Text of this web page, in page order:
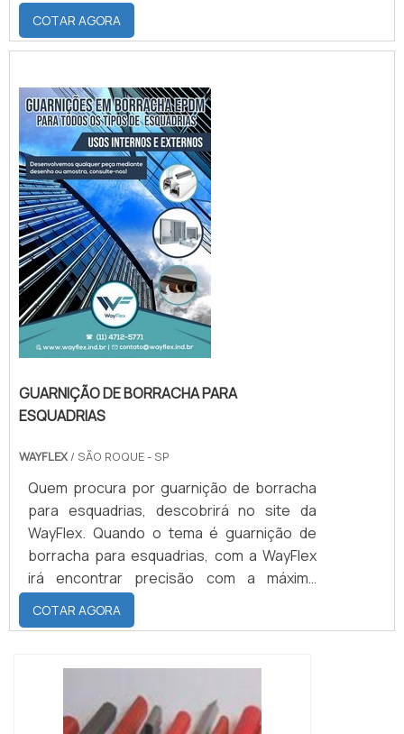
atuação. Quando a procura é por borracha
para esquadrias, na Borrachas Faccini
conseguirá precisão com
clientes. UM POUCO MAIS SOBRE
BORRACHA PARA ESQUADRIAS Há muitas
maneiras eficientes de demonstrar
competênci...
COTAR AGORA
GUARNIÇÃO DE BORRACHA PARA
ESQUADRIAS
WAYFLEX / SÃO ROQUE - SP
Quem procura por guarnição de borracha
para esquadrias, descobrirá no site da
WayFlex. Quando o tema é guarnição de
borracha para esquadrias, com a WayFlex
irá encontrar precisão com a máxima
satisfação aos clientes.UM POUCO MAIS
SOBRE A GUARNIÇÃO DE BORRACHA PARA
de demonstrar competência e excelência
em uma área de atuação. A WayFlex
canaliza sua energia em proporcionar uma
COTAR AGORA